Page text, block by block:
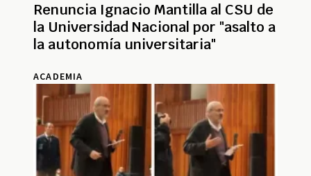
Renuncia Ignacio Mantilla al CSU de
la Universidad Nacional por "asalto a
la autonomía universitaria"
ACADEMIA